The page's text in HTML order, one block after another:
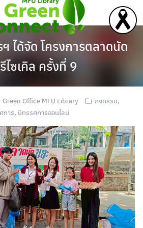
ได้จัด โครงการตลาดนัด
ไซเคิล ครั้งที่ 9
Green Office MFU Library กิจกรรม,
การ, นิทรรศการออนไลน์